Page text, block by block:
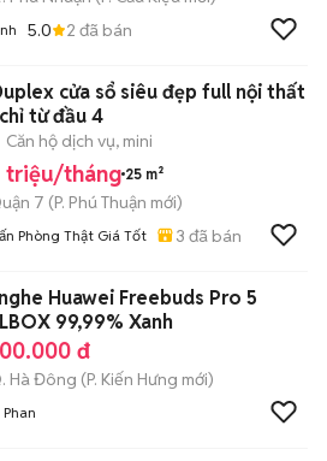
5.0 2 đã bán
cửa sổ siêu đẹp full nội thất
từ đầu 4
Căn hộ dịch vụ, mini
triệu/tháng 25 m²
7 (P. Phú Thuận mới)
Phòng Thật Giá Tốt 3 đã bán
Huawei Freebuds Pro 5
99,99% Xanh
đ
Hà Đông (P. Kiến Hưng mới)
Phan